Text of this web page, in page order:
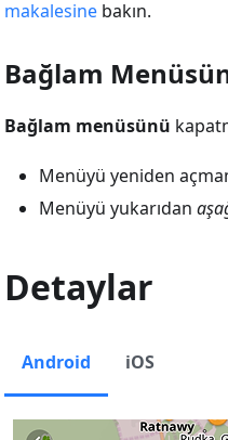
makalesine bakın.
Bağlam
Bağlam menüsünü
Menüyü yeniden
Menüyü yukarıdan
Detaylar
Android iOS